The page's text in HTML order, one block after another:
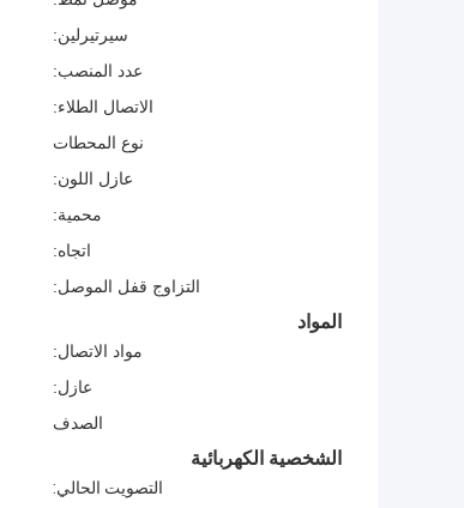
سيرتيرلين:
عدد المنصب:
الاتصال الطلاء:
نوع المحطات
عازل اللون:
محمية:
اتجاه:
التزاوج قفل الموصل:
المواد
مواد الاتصال:
عازل:
الصدف
الشخصية الكهربائية
التصويت الحالي: